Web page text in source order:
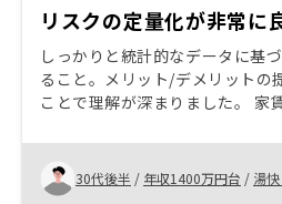
リスクの定量化が非常に
しっかりと統計的なデータに基
ること。メリット/デメリットの
ことで理解が深まりました。 家
度に応じたプランが選択できる
ます。
30代後半 / 年収1400万円台 / 湯